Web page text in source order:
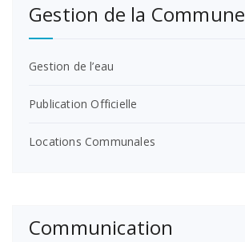
publications
Gestion de la Commune
Gestion de l’eau
Publication Officielle
Locations Communales
Communication